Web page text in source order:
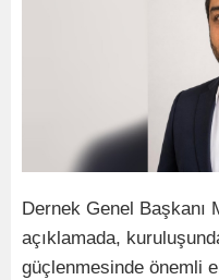
Dernek Genel Başkanı
açıklamada,
güçlenmesinde önemli